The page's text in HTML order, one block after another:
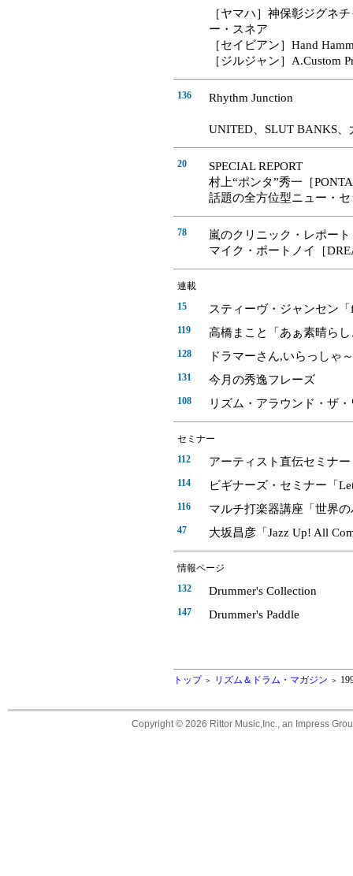
［ヤマハ］神保彰ジグネ
ー・スネア
［セイビアン］Hand
［ジルジャン］A.Custom
136 Rhythm Junction
UNITED、SLUT BANKS
20
SPECIAL REPORT
村上“ポンタ”秀一［
話題の全方位型ニュー・
78
嵐のクリニック・レポート
マイク・ポートノイ［
連載
15
スティーヴ・ジャンセン
119 高橋まこと「あぁ素晴ら
128 ドラマーさん,いらっしゃ
131 今月の秀逸フレーズ
108 リズム・アラウンド・ザ
セミナー
112
アーティスト直伝セミナ
114 ビギナーズ・セミナー「
116 マルチ打楽器講座「世界
47 大坂昌彦「Jazz Up! All
情報ページ
132
Drummer's Collection
147 Drummer's Paddle
トップ ＞ リズム＆ドラム・マガジン ＞
Copyright © 2026 Rittor Music,Inc., an Impress